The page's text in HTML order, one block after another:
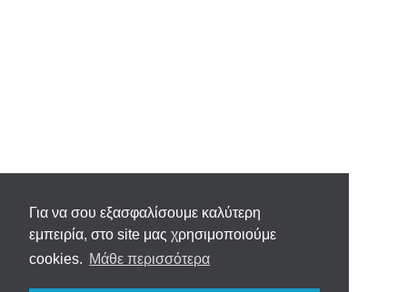
Για να σου εξασφαλίσουμε καλύτερη
εμπειρία, στο site μας χρησιμοποιούμε
cookies. Μάθε περισσότερα